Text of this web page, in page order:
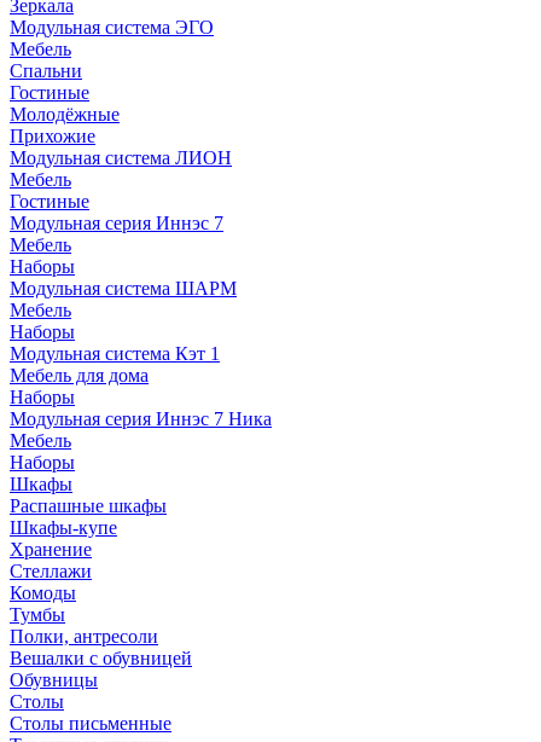
Зеркала
Модульная система ЭГО
Мебель
Спальни
Гостиные
Молодёжные
Прихожие
Модульная система ЛИОН
Мебель
Гостиные
Модульная серия Иннэс 7
Мебель
Наборы
Модульная система ШАРМ
Мебель
Наборы
Модульная система Кэт 1
Мебель для дома
Наборы
Модульная серия Иннэс 7 Ника
Мебель
Наборы
Шкафы
Распашные шкафы
Шкафы-купе
Хранение
Стеллажи
Комоды
Тумбы
Полки, антресоли
Вешалки с обувницей
Обувницы
Столы
Столы письменные